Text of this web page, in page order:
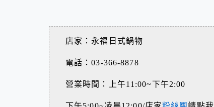
店家：永福日式鍋物
電話：03-366-8878
營業時間：上午11:00~下午2:00